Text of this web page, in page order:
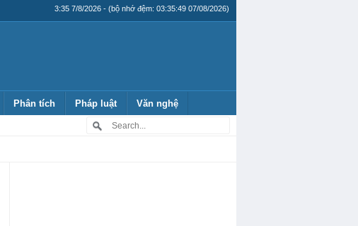
3:35 7/8/2026 - (bộ nhớ đệm: 03:35:49 07/08/2026)
Phân tích Pháp luật Văn nghệ